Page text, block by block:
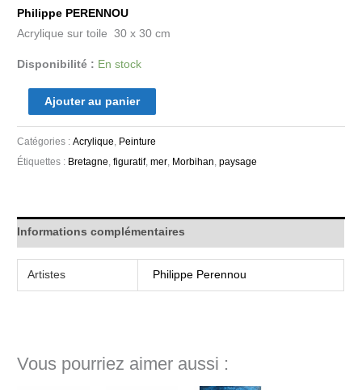
Philippe PERENNOU
Acrylique sur toile 30 x 30 cm
Disponibilité : En stock
Ajouter au panier
Catégories :Acrylique, Peinture
Étiquettes : Bretagne,figuratif,mer, Morbihan,paysage
Informations complémentaires
Artistes Philippe Perennou
Vous pourriez aimer aussi :